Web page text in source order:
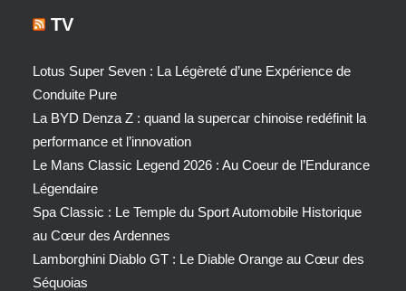
TV
Lotus Super Seven : La Légèreté d’une Expérience de
Conduite Pure
La BYD Denza Z : quand la supercar chinoise redéfinit la
performance et l’innovation
Le Mans Classic Legend 2026 : Au Coeur de l’Endurance
Légendaire
Spa Classic : Le Temple du Sport Automobile Historique
au Cœur des Ardennes
Lamborghini Diablo GT : Le Diable Orange au Cœur des
Séquoias